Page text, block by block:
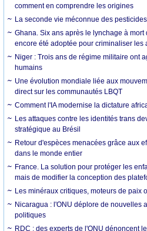
comment en comprendre les origines
La seconde vie méconnue des
Ghana. Six ans après le lynchage à mort
encore été adoptée pour criminaliser les
Niger : Trois ans de régime militaire ont
humains
Une évolution mondiale liée aux
direct sur les communautés LBQT
Comment l'IA modernise la dictature
Les attaques contre les identités trans
stratégique au Brésil
Retour d'espèces menacées grâce aux
dans le monde entier
France. La solution pour protéger les
mais de modifier la conception des
Les minéraux critiques, moteurs de paix
Nicaragua : l'ONU déplore de nouvelles
politiques
RDC : des experts de l'ONU dénoncent